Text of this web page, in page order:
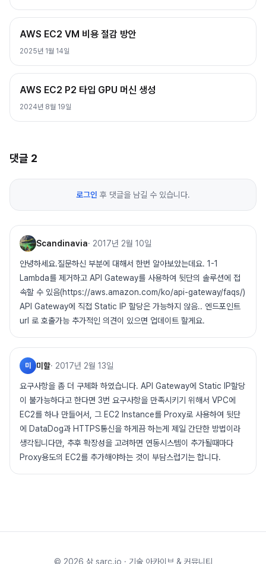
AWS EC2 VM 비용 절감 방안
2025년 1월 14일
AWS EC2 P2 타입 GPU 머신 생성
2024년 8월 19일
댓글 2
로그인 후 댓글을 남길 수 있습니다.
Scandinavia· 2017년 2월 10일
안녕하세요.질문하신 부분에 대해서 한번 알아보았는데요. 1-1
Lambda를 제거하고 API Gateway를 사용하여 뒷단의 솔루션에 접
속할 수 있음(https://aws.amazon.com/ko/api-gateway/faqs/)
API Gateway에 직접 Static IP 할당은 가능하지 않음.. 엔드포인트
url 로 호출가능 추가적인 의견이 있으면 업데이트 할게요.
미 미할· 2017년 2월 13일
요구사항을 좀 더 구체화 하였습니다. API Gateway에 Static IP할당
이 불가능하다고 한다면 3번 요구사항을 만족시키기 위해서 VPC에
EC2를 하나 만들어서, 그 EC2 Instance를 Proxy로 사용하여 뒷단
에 DataDog과 HTTPS통신을 하게끔 하는게 제일 간단한 방법이라
생각됩니다만, 추후 확장성을 고려하면 연동시스템이 추가될때마다
Proxy용도의 EC2를 추가해야하는 것이 부담스럽기는 합니다.
© 2026 삵 sarc.io · 기술 아카이브 & 커뮤니티